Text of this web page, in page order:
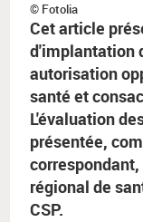
© Fotolia
Cet article
d'implantation
autorisation
santé et
L'évaluation
présentée,
régional de
CSP.